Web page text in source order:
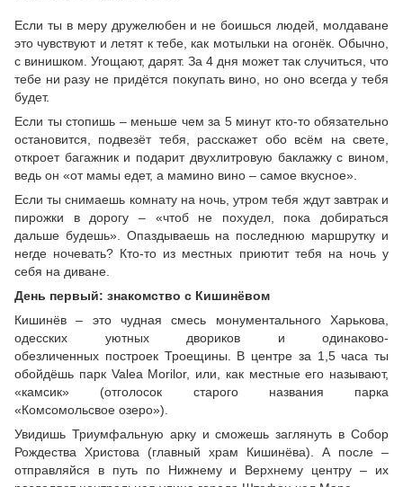
Если ты в меру дружелюбен и не боишься людей, молдаване
это чувствуют и летят к тебе, как мотыльки на огонёк. Обычно,
с винишком. Угощают, дарят. За 4 дня может так случиться, что
тебе ни разу не придётся покупать вино, но оно всегда у тебя
будет.
Если ты стопишь – меньше чем за 5 минут кто-то обязательно
остановится, подвезёт тебя, расскажет обо всём на свете,
откроет багажник и подарит двухлитровую баклажку с вином,
ведь он «от мамы едет, а мамино вино – самое вкусное».
Если ты снимаешь комнату на ночь, утром тебя ждут завтрак и
пирожки в дорогу – «чтоб не похудел, пока добираться
дальше будешь». Опаздываешь на последнюю маршрутку и
негде ночевать? Кто-то из местных приютит тебя на ночь у
себя на диване.
День первый: знакомство с Кишинёвом
Кишинёв – это чудная смесь монументального Харькова,
одесских уютных двориков и одинаково-
обезличенных построек Троещины. В центре за 1,5 часа ты
обойдёшь парк Valea Morilor, или, как местные его называют,
«камсик» (отголосок старого названия парка
«Комсомольсвое озеро»).
Увидишь Триумфальную арку и сможешь заглянуть в Собор
Рождества Христова (главный храм Кишинёва). А после –
отправляйся в путь по Нижнему и Верхнему центру – их